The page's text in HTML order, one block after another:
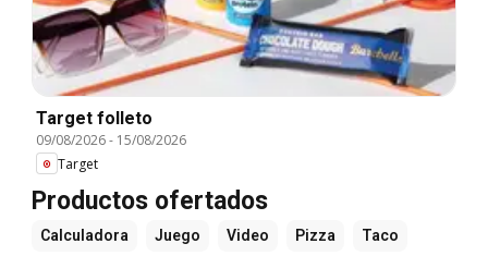
Target folleto
09/08/2026- 15/08/2026
Target
Productos ofertados
Calculadora Juego Video Pizza Taco